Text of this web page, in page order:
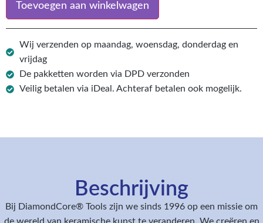
Toevoegen aan winkelwagen
Wij verzenden op maandag, woensdag, donderdag en
vrijdag
De pakketten worden via DPD verzonden
Veilig betalen via iDeal. Achteraf betalen ook mogelijk.
Beschrijving
Bij DiamondCore® Tools zijn we sinds 1996 op een missie om